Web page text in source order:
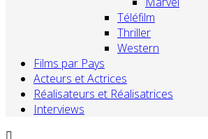
Téléfilm
Thriller
Western
Films par Pays
Acteurs et Actrices
Réalisateurs et Réalisatrices
Interviews